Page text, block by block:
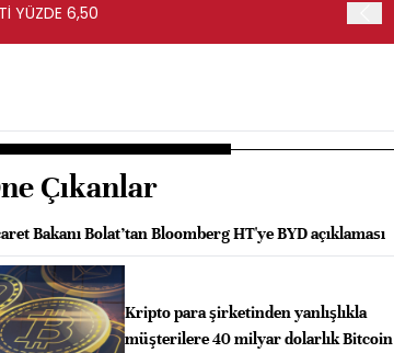
YÜZDE 6,50
Çıkanlar
Bakanı Bolat’tan Bloomberg HT'ye BYD açıklaması
Kripto para şirketinden yanlışlıkla
müşterilere 40 milyar dolarlık Bitcoin